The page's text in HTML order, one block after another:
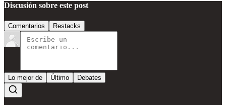
Discusión sobre este post
Comentarios Restacks
Lo mejor de Último Debates